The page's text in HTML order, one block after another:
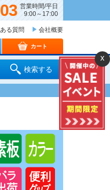
営業時間/平日
9:00～17:00
る質問 会社概要
カート
検索する
x